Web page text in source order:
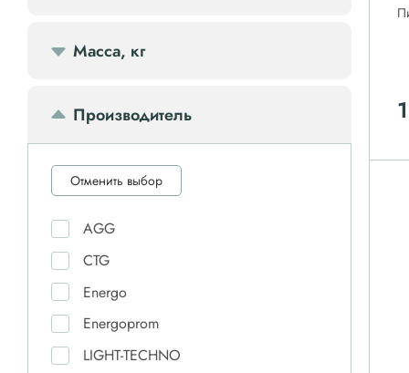
Масса, кг
Производитель
Отменить выбор
AGG
CTG
Energo
Energoprom
LIGHT-TECHNO